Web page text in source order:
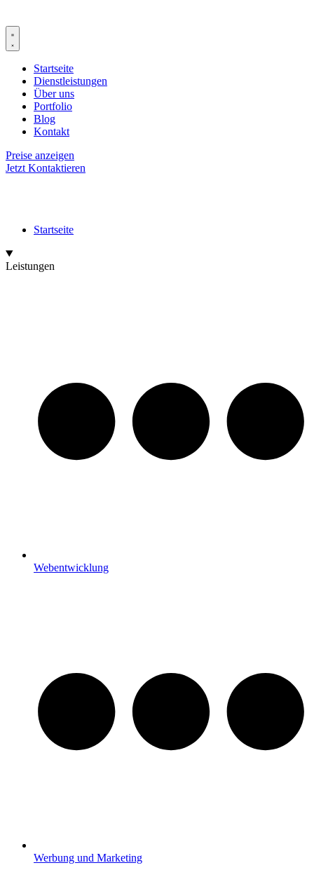
Startseite
Dienstleistungen
Über uns
Portfolio
Blog
Kontakt
Preise anzeigen
Jetzt Kontaktieren
Startseite
Leistungen
Webentwicklung
Werbung und Marketing